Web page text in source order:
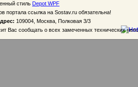
стиль Depot WPF
портала ссылка на Sostav.ru обязательна!
109004, Москва, Полковая 3/3
Вас сообщать о всех замеченных технических